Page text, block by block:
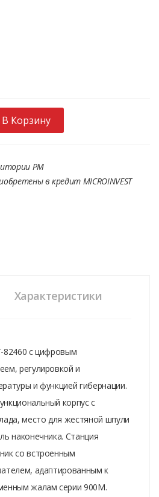
В Корзину
РМ
в кредит MICROINVEST
Характеристики
82460 с цифровым
регулировкой и
и функцией гибернации.
корпус с
место для жестяной шпули
наконечника. Станция
со встроенным
адаптированным к
жалам серии 900M.